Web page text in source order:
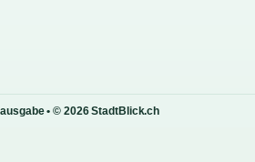
• © 2026 StadtBlick.ch